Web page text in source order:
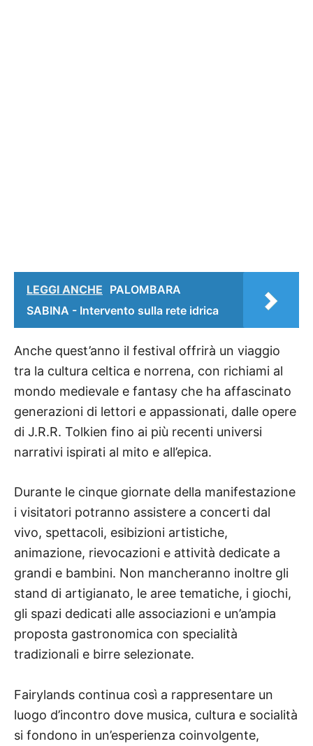
LEGGI ANCHE PALOMBARA
SABINA - Intervento sulla rete idrica
Anche quest’anno il festival offrirà un viaggio
tra la cultura celtica e norrena, con richiami al
mondo medievale e fantasy che ha affascinato
generazioni di lettori e appassionati, dalle opere
di J.R.R. Tolkien fino ai più recenti universi
narrativi ispirati al mito e all’epica.
Durante le cinque giornate della manifestazione
i visitatori potranno assistere a concerti dal
vivo, spettacoli, esibizioni artistiche,
animazione, rievocazioni e attività dedicate a
grandi e bambini. Non mancheranno inoltre gli
stand di artigianato, le aree tematiche, i giochi,
gli spazi dedicati alle associazioni e un’ampia
proposta gastronomica con specialità
tradizionali e birre selezionate.
Fairylands continua così a rappresentare un
luogo d’incontro dove musica, cultura e socialità
si fondono in un’esperienza coinvolgente,